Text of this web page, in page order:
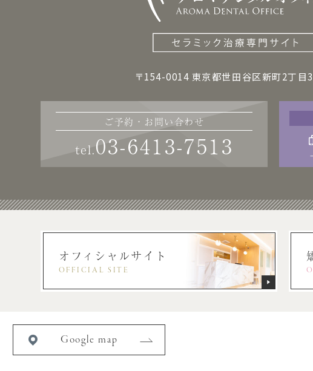
〒154-0014 東京都世田谷区新町2丁目
ご予約・お問い合わせ
tel.03-6413-7513
オフィシャルサイト
OFFICIAL SITE
Google map